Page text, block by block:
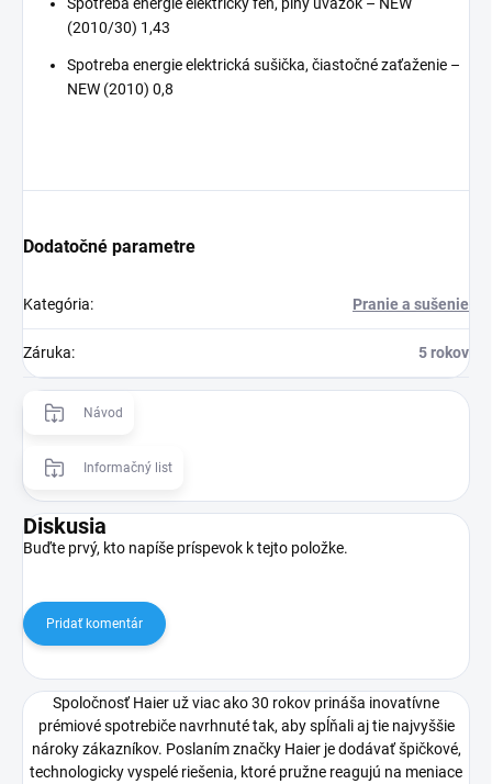
(2010/30) 1,43
Spotreba energie elektrická sušička, čiastočné zaťaženie –
NEW (2010) 0,8
Dodatočné parametre
Kategória: Pranie a sušenie
Záruka: 5 rokov
Návod
Informačný list
Diskusia
Buďte prvý, kto napíše príspevok k tejto položke.
Pridať komentár
Spoločnosť Haier už viac ako 30 rokov prináša inovatívne
prémiové spotrebiče navrhnuté tak, aby spĺňali aj tie najvyššie
nároky zákazníkov. Poslaním značky Haier je dodávať špičkové,
technologicky vyspelé riešenia, ktoré pružne reagujú na meniace